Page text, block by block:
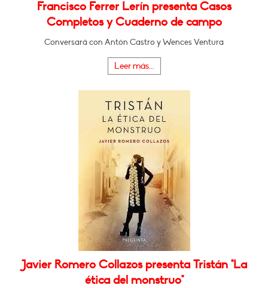
Francisco Ferrer Lerín presenta Casos
Completos y Cuaderno de campo
Conversará con Antón Castro y Wences Ventura
Leer más...
Javier Romero Collazos presenta Tristán "La
ética del monstruo"